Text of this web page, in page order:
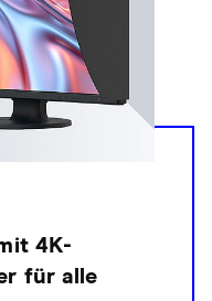
4K-
für alle